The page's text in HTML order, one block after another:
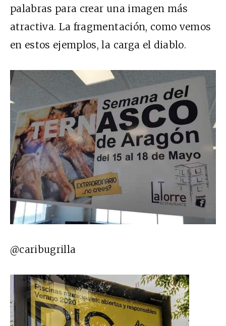
palabras para crear una imagen más
atractiva. La fragmentación, como vemos
en estos ejemplos, la carga el diablo.
@caribugrilla